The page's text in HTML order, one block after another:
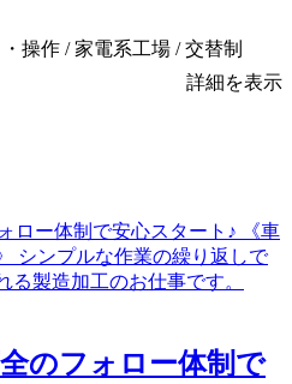
操作 / 家電系工場 / 交替制
詳細を表示
のフォロー体制で